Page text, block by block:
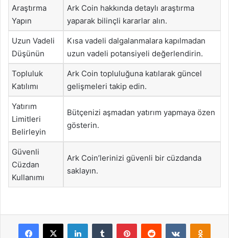
Araştırma
Yapın
Ark Coin hakkında detaylı araştırma
yaparak bilinçli kararlar alın.
Uzun Vadeli
Düşünün
Kısa vadeli dalgalanmalara kapılmadan
uzun vadeli potansiyeli değerlendirin.
Topluluk
Katılımı
Ark Coin topluluğuna katılarak güncel
gelişmeleri takip edin.
Yatırım
Limitleri
Belirleyin
Bütçenizi aşmadan yatırım yapmaya özen
gösterin.
Güvenli
Cüzdan
Kullanımı
Ark Coin’lerinizi güvenli bir cüzdanda
saklayın.
Facebook
X LinkedInTumblr PinterestReddit VKontakte